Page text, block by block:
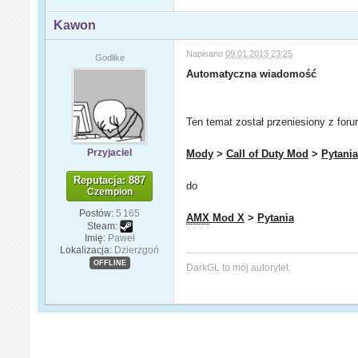
Kawon
Godlike
Przyjaciel
Reputacja: 887
Czempion
Postów: 5 165
Steam:
Imię: Paweł
Lokalizacja: Dzierzgoń
OFFLINE
Napisano09.01.2013 23:25
Automatyczna wiadomość
Ten temat został przeniesiony z
Mody >Call of Duty Mod > Pytania
do
AMX Mod X > Pytania
DarkGL to mój autorytet.